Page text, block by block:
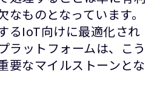
ものとなっています。
るIoT向けに最適化され
ラットフォームは、こう
要なマイルストーンとな